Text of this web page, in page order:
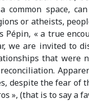
common space,
or atheists,
Pépin, « a true
we are invited to
that were
despite the fear of
», (that is to say a